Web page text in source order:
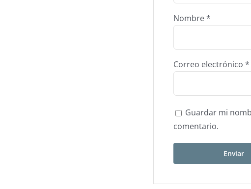
Nombre*
Correo electrónico *
Guardar mi
comentario.